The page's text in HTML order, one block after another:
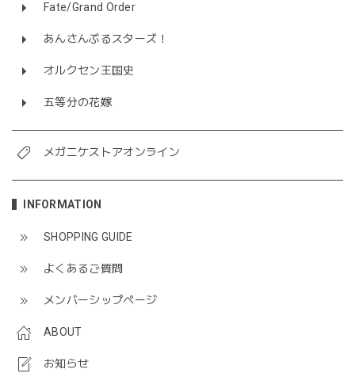
Fate/Grand Order
あんさんぶるスターズ！
オルクセン王国史
五等分の花嫁
メガニケストアオンライン
INFORMATION
SHOPPING GUIDE
よくあるご質問
メンバーシップページ
ABOUT
お知らせ